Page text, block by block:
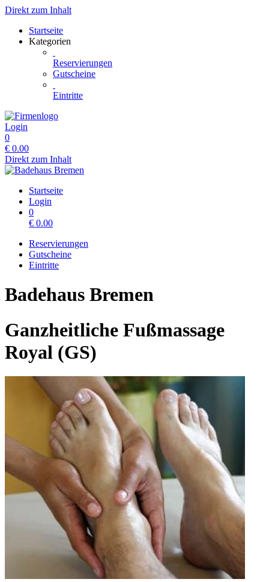
Direkt zum Inhalt
Startseite
Kategorien
Reservierungen
Gutscheine
Eintritte
Login
0
€ 0.00
Direkt zum Inhalt
Startseite
Login
0
€ 0.00
Reservierungen
Gutscheine
Eintritte
Badehaus Bremen
Ganzheitliche Fußmassage
Royal (GS)